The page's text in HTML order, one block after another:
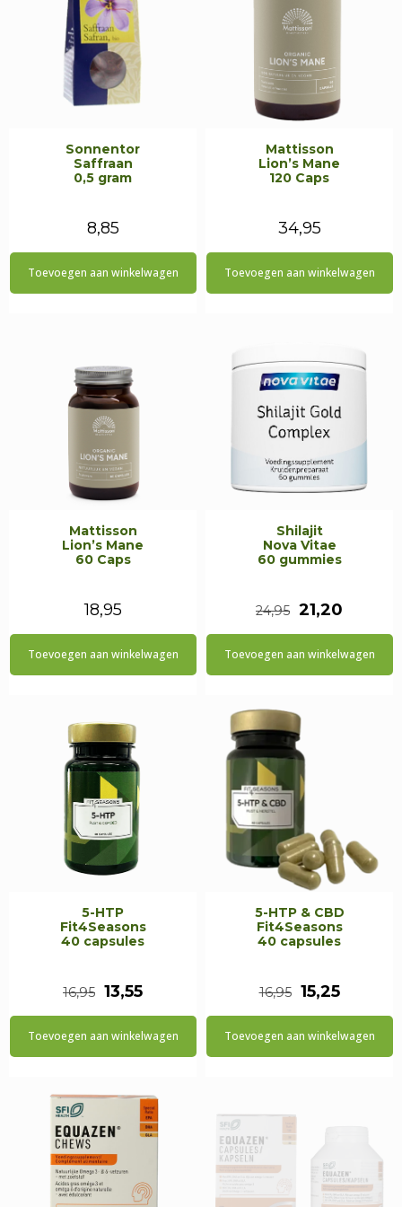
Sonnentor
Saffraan
0,5 gram
8,85
Toevoegen aan winkelwagen
Mattisson
Lion’s Mane
120 Caps
34,95
Toevoegen aan winkelwagen
Mattisson
Lion’s Mane
60 Caps
18,95
Toevoegen aan winkelwagen
Shilajit
Nova Vitae
60 gummies
24,95
prijs
21,20
prijs
is:
Toevoegen aan winkelwagen
5-HTP
Fit4Seasons
40 capsules
16,95 Oorspronkelijke
prijs
13,55Huidige
prijs
Toevoegen aan winkelwagen
5-HTP & CBD
Fit4Seasons
40 capsules
16,95
prijs
15,25Huidige
prijs
Toevoegen aan winkelwagen